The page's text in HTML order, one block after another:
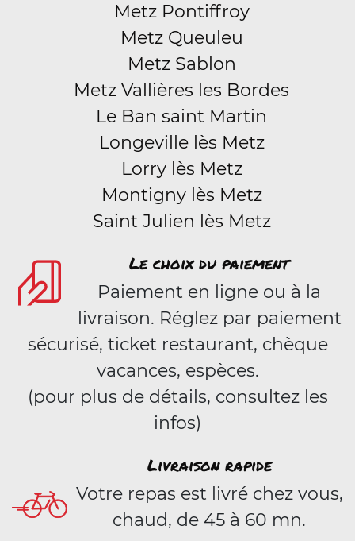
Metz Pontiffroy
Metz Queuleu
Metz Sablon
Metz Vallières les Bordes
Le Ban saint Martin
Longeville lès Metz
Lorry lès Metz
Montigny lès Metz
Saint Julien lès Metz
Le choix du paiement
Paiement en ligne ou à la
livraison. Réglez par paiement
sécurisé, ticket restaurant, chèque
vacances, espèces.
(pour plus de détails, consultez les
infos)
Livraison rapide
Votre repas est livré chez vous,
chaud, de 45 à 60 mn.